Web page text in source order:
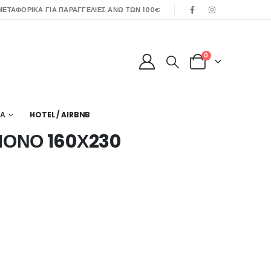
ΓΙΑ ΠΑΡΑΓΓΕΛΙΕΣ ΑΝΩ ΤΩΝ 100€
0
HOTEL / AIRBNB
160Χ230